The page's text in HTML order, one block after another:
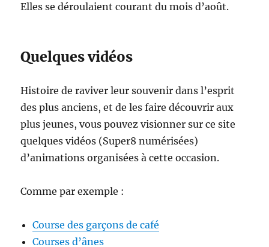
Elles se déroulaient courant du mois d’août.
Quelques vidéos
Histoire de raviver leur souvenir dans l’esprit
des plus anciens, et de les faire découvrir aux
plus jeunes, vous pouvez visionner sur ce site
quelques vidéos (Super8 numérisées)
d’animations organisées à cette occasion.
Comme par exemple :
Course des garçons de café
Courses d’ânes